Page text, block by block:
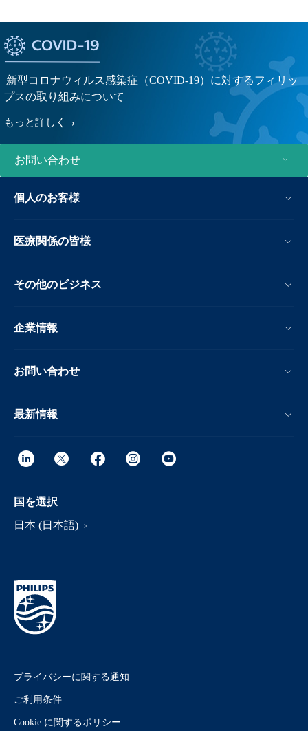
新型コロナウィルス感染症（COVID-19）に対するフィリッ
プスの取り組みについて
もっと詳しく
お問い合わせ
個人のお客様
医療関係の皆様
その他のビジネス
企業情報
お問い合わせ
最新情報
国を選択
日本 (日本語)
プライバシーに関する通知
ご利用条件
Cookie に関するポリシー